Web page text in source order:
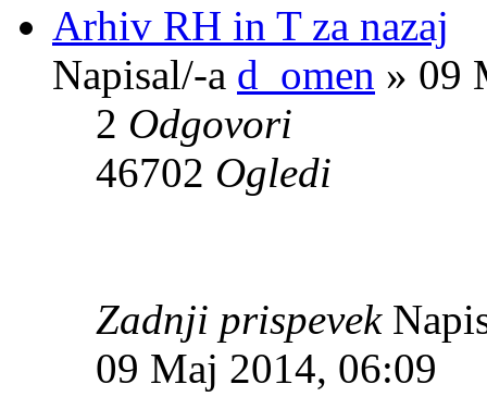
Arhiv RH in T za nazaj
Napisal/-a d_omen » 09
2 Odgovori
46702 Ogledi
Zadnji prispevek
09 Maj 2014, 06:09